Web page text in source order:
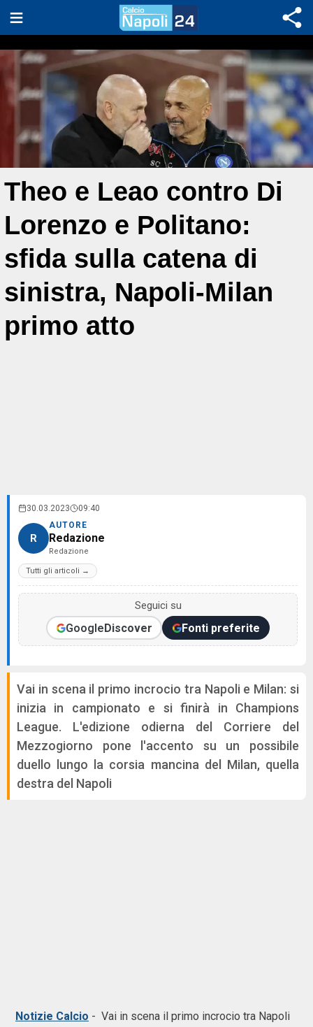
Theo e Leao contro Di
Lorenzo e Politano:
sfida sulla catena di
sinistra, Napoli-Milan
primo atto
30.03.2023 09:40
R
AUTORE
Redazione
Redazione
Tutti gli articoli →
Seguici su
GoogleDiscover Fonti preferite
Vai in scena il primo incrocio tra Napoli e Milan: si
inizia in campionato e si finirà in Champions
League. L'edizione odierna del Corriere del
Mezzogiorno pone l'accento su un possibile
duello lungo la corsia mancina del Milan, quella
destra del Napoli
Notizie Calcio - Vai in scena il primo incrocio tra Napoli